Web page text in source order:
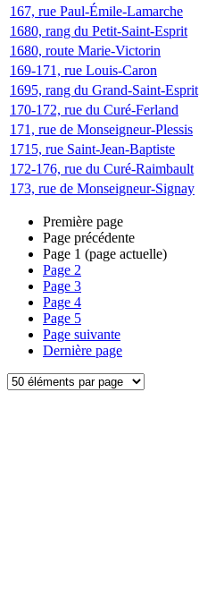
167, rue Paul-Émile-Lamarche
1680, rang du Petit-Saint-Esprit
1680, route Marie-Victorin
169-171, rue Louis-Caron
1695, rang du Grand-Saint-Esprit
170-172, rue du Curé-Ferland
171, rue de Monseigneur-Plessis
1715, rue Saint-Jean-Baptiste
172-176, rue du Curé-Raimbault
173, rue de Monseigneur-Signay
Première page
Page précédente
Page 1 (page actuelle)
Page 2
Page 3
Page 4
Page 5
Page suivante
Dernière page